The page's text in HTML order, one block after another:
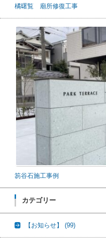
橘曙覧 廟所修復工事
笏谷石施工事例
カテゴリー
【お知らせ】 (99)